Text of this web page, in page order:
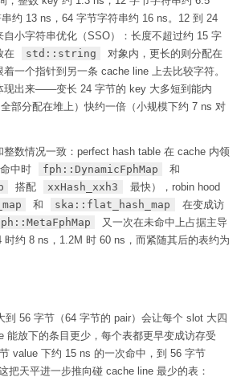
约 13 ns，64 字节字符串约 16 ns。12 到 24
小字符串优化（SSO）：长度不超过约 15 字
在
std::string
对象内，更长的则分配在
一个指针到另一条 cache line 上去比较字符。
现出来——变长 24 字节的 key 大多短到能内
部分配在堆上）快约一倍（小规模下约 7 ns 对
整数情况一致：perfect hash table 在 cache 内领
中时
fph::DynamicFphMap
和
搭配 xxHash_xxh3
最快），robin hood
和 ska::flat_hash_map
在变成访
又一次在未命中上占据主导
时约 8 ns，1.2M 时 60 ns，而紧随其后的表约为
到 56 字节（64 字节的 pair）会让每个 slot 大四
能放下的条目更少，每个表都更早变成访存受
value 下约 15 ns 的一次命中，到 56 字节
把天平进一步推向碰 cache line 最少的表：